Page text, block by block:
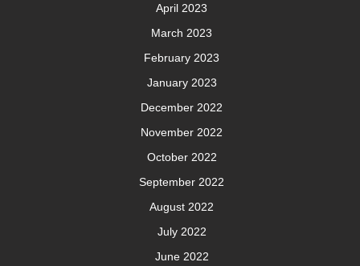
April 2023
March 2023
February 2023
January 2023
December 2022
November 2022
October 2022
September 2022
August 2022
July 2022
June 2022